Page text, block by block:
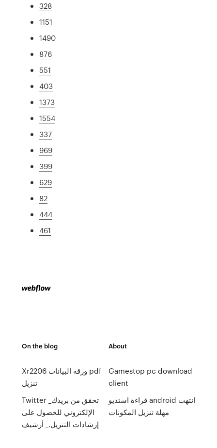
328
1151
1490
876
551
403
1373
1554
337
969
399
629
82
444
461
On the blog
Xr2206 ورقة البيانات pdf
تنزيل
Twitter _تحقق من بريدك
الإلكتروني للحصول على
إرشادات التنزيل._ أرشيف
About
Gamestop pc download
client
قراءة استديو android انتهت
مهلة تنزيل المكونات